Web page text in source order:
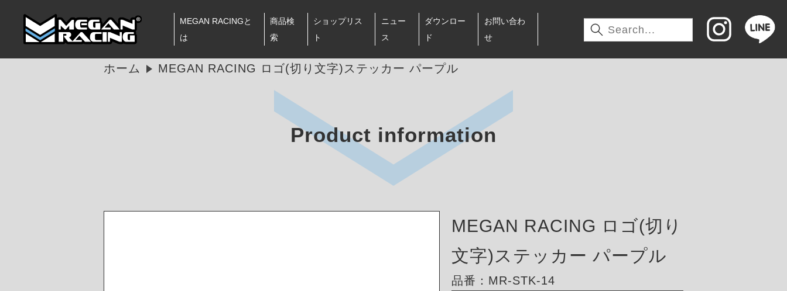
MEGAN RACINGと
は
商品検
索
ショップリス
ト
ニュー
ス
ダウンロー
ド
お問い合わ
せ
ホーム MEGAN RACING ロゴ(切り文字)ステッカー パープル
Product information
MEGAN RACING ロゴ(切り
文字)ステッカー パープル
品番：MR-STK-14